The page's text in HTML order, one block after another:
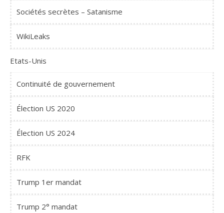
Sociétés secrètes – Satanisme
WikiLeaks
Etats-Unis
Continuité de gouvernement
Élection US 2020
Élection US 2024
RFK
Trump 1er mandat
Trump 2° mandat